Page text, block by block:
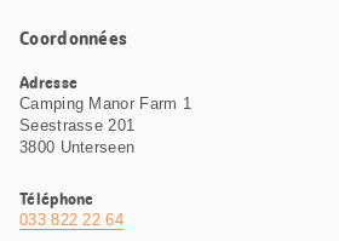
Coordonnées
Adresse
Camping Manor Farm 1
Seestrasse 201
3800 Unterseen
Téléphone
033 822 22 64